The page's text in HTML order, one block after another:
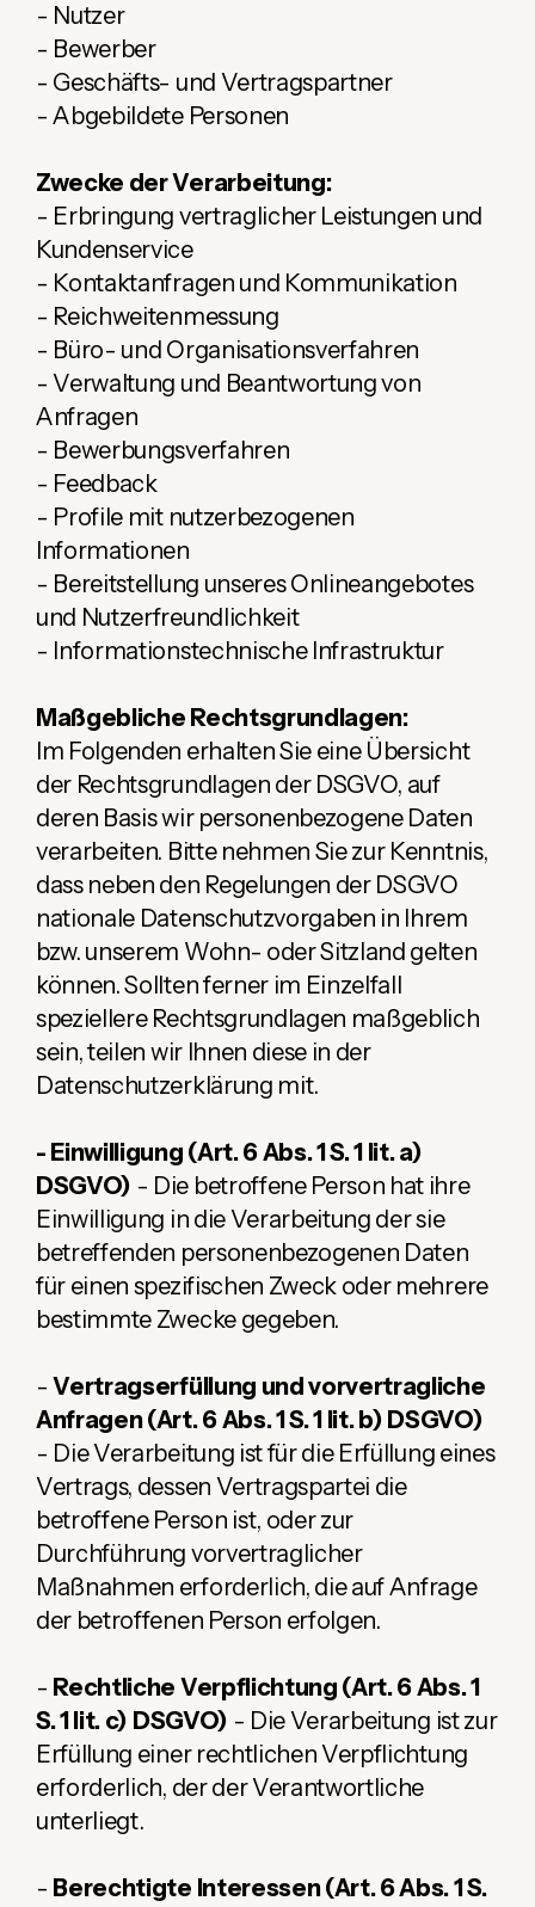
- Nutzer
- Bewerber
- Geschäfts- und Vertragspartner
- Abgebildete Personen
Zwecke der Verarbeitung:
- Erbringung vertraglicher Leistungen und
Kundenservice
- Kontaktanfragen und Kommunikation
- Reichweitenmessung
- Büro- und Organisationsverfahren
- Verwaltung und Beantwortung von
Anfragen
- Bewerbungsverfahren
- Feedback
- Profile mit nutzerbezogenen
Informationen
- Bereitstellung unseres Onlineangebotes
und Nutzerfreundlichkeit
- Informationstechnische Infrastruktur
Maßgebliche Rechtsgrundlagen:
Im Folgenden erhalten Sie eine Übersicht
der Rechtsgrundlagen der DSGVO, auf
deren Basis wir personenbezogene Daten
verarbeiten. Bitte nehmen Sie zur Kenntnis,
dass neben den Regelungen der DSGVO
nationale Datenschutzvorgaben in Ihrem
bzw. unserem Wohn- oder Sitzland gelten
können. Sollten ferner im Einzelfall
speziellere Rechtsgrundlagen maßgeblich
sein, teilen wir Ihnen diese in der
Datenschutzerklärung mit.
- Einwilligung (Art. 6 Abs. 1 S. 1 lit. a)
DSGVO) - Die betroffene Person hat ihre
Einwilligung in die Verarbeitung der sie
betreffenden personenbezogenen Daten
für einen spezifischen Zweck oder mehrere
bestimmte Zwecke gegeben.
-Vertragserfüllung und vorvertragliche
Anfragen (Art. 6 Abs. 1 S. 1 lit. b) DSGVO)
- Die Verarbeitung ist für die Erfüllung eines
Vertrags, dessen Vertragspartei die
betroffene Person ist, oder zur
Durchführung vorvertraglicher
Maßnahmen erforderlich, die auf Anfrage
der betroffenen Person erfolgen.
- Rechtliche Verpflichtung (Art. 6 Abs. 1
S. 1 lit. c) DSGVO) - Die Verarbeitung ist zur
Erfüllung einer rechtlichen Verpflichtung
erforderlich, der der Verantwortliche
unterliegt.
- Berechtigte Interessen (Art. 6 Abs. 1 S.